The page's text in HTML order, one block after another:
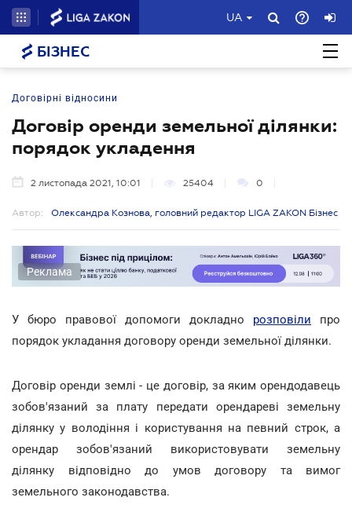
UA
БІЗНЕС
Договірні відносини
Договір оренди земельної ділянки:
порядок укладення
2 листопада 2021, 10:01 25404 0
Автор: Олександра Кознова, головний редактор LIGA ZAKON Бізнес
Реклама
У бюро правової допомоги докладно розповіли про
порядок укладання договору оренди земельної ділянки.
Договір оренди землі - це договір, за яким орендодавець
зобов'язаний за плату передати орендареві земельну
ділянку у володіння і користування на певний строк, а
орендар зобов'язаний використовувати земельну
ділянку відповідно до умов договору та вимог
земельного законодавства.